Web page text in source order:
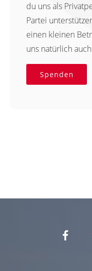
du uns als
Partei
einen kleinen
uns natürlich
Spenden